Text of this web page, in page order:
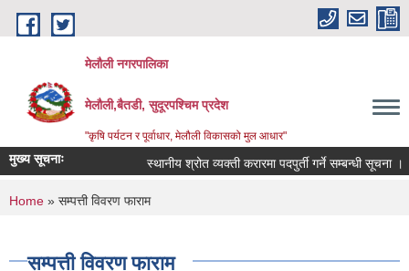
Skip to main content
मेलौली नगरपालिका
मेलौली,बैतडी, सुदूरपश्‍चिम प्रदेश
"कृषि पर्यटन र पूर्वाधार, मेलौली विकासको मुल आधार"
मुख्य सूचनाः स्थानीय श्रोत व्यक्ती करारमा पदपुर्ती गर्ने सम्बन्धी सूचना ।
You are here
Home » सम्पत्ती विवरण फाराम
सम्पत्ती विवरण फाराम